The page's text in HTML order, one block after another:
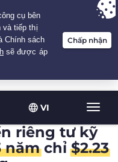
VI
đổi
điều
years at $
riêng tư kỹ
nămchỉ$2.23